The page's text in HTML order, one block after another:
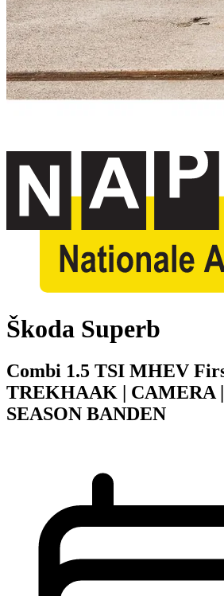
Škoda Superb
Combi 1.5 TSI MHEV
TREKHAAK | CAMERA
SEASON BANDEN